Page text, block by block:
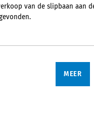
van de slipbaan aan
MEER